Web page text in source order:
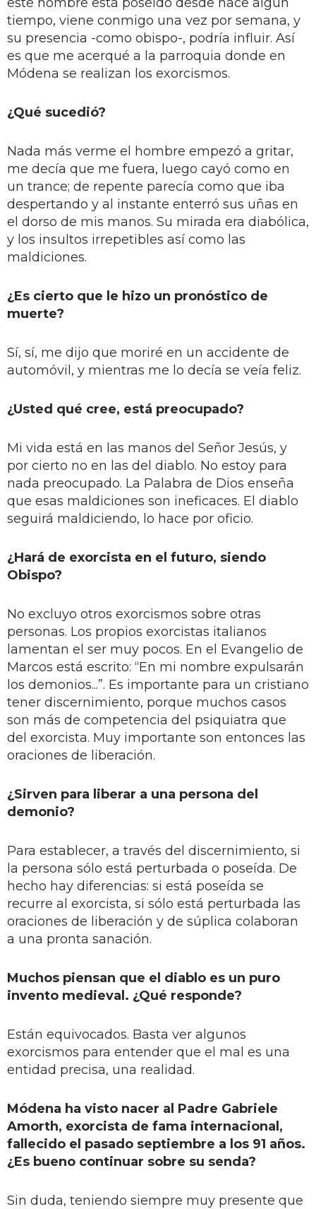
tiempo, viene conmigo una vez por semana, y
su presencia -como obispo-, podría influir. Así
es que me acerqué a la parroquia donde en
Módena se realizan los exorcismos.
¿Qué sucedió?
Nada más verme el hombre empezó a gritar,
me decía que me fuera, luego cayó como en
un trance; de repente parecía como que iba
despertando y al instante enterró sus uñas en
el dorso de mis manos. Su mirada era diabólica,
y los insultos irrepetibles así como las
maldiciones.
¿Es cierto que le hizo un pronóstico de
muerte?
Sí, sí, me dijo que moriré en un accidente de
automóvil, y mientras me lo decía se veía feliz.
¿Usted qué cree, está preocupado?
Mi vida está en las manos del Señor Jesús, y
por cierto no en las del diablo. No estoy para
nada preocupado. La Palabra de Dios enseña
que esas maldiciones son ineficaces. El diablo
seguirá maldiciendo, lo hace por oficio.
¿Hará de exorcista en el futuro, siendo
Obispo?
No excluyo otros exorcismos sobre otras
personas. Los propios exorcistas italianos
lamentan el ser muy pocos. En el Evangelio de
Marcos está escrito: “En mi nombre expulsarán
los demonios...”. Es importante para un cristiano
tener discernimiento, porque muchos casos
son más de competencia del psiquiatra que
del exorcista. Muy importante son entonces las
oraciones de liberación.
¿Sirven para liberar a una persona del
demonio?
Para establecer, a través del discernimiento, si
la persona sólo está perturbada o poseída. De
hecho hay diferencias: si está poseída se
recurre al exorcista, si sólo está perturbada las
oraciones de liberación y de súplica colaboran
a una pronta sanación.
Muchos piensan que el diablo es un puro
invento medieval. ¿Qué responde?
Están equivocados. Basta ver algunos
exorcismos para entender que el mal es una
entidad precisa, una realidad.
Módena ha visto nacer al Padre Gabriele
Amorth, exorcista de fama internacional,
fallecido el pasado septiembre a los 91 años.
¿Es bueno continuar sobre su senda?
Sin duda, teniendo siempre muy presente que